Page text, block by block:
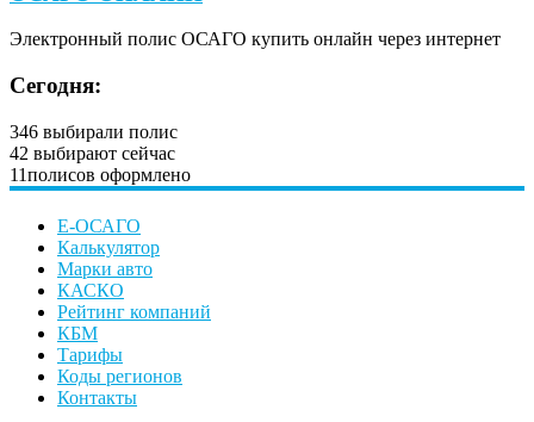
Электронный полис ОСАГО купить онлайн через интернет
Сегодня:
346 выбирали полис
42 выбирают сейчас
11полисов оформлено
Е-ОСАГО
Калькулятор
Марки авто
КАСКО
Рейтинг компаний
КБМ
Тарифы
Коды регионов
Контакты